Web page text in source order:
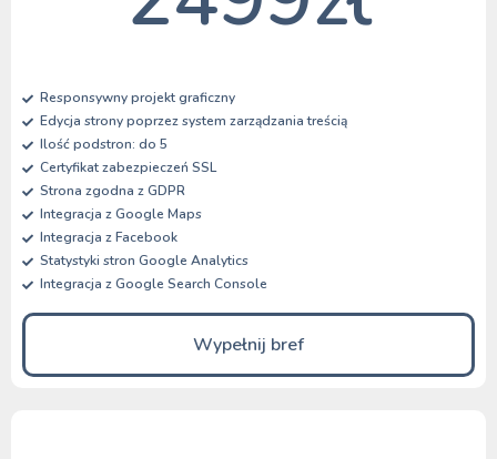
Responsywny projekt graficzny
Edycja strony poprzez system zarządzania treścią
Ilość podstron: do 5
Certyfikat zabezpieczeń SSL
Strona zgodna z GDPR
Integracja z Google Maps
Integracja z Facebook
Statystyki stron Google Analytics
Integracja z Google Search Console
Wypełnij bref